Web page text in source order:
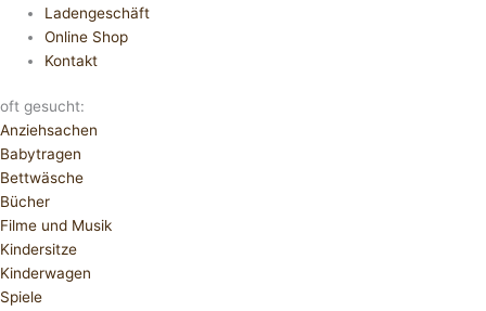
Ladengeschäft
Online Shop
Kontakt
oft gesucht:
Anziehsachen
Babytragen
Bettwäsche
Bücher
Filme und Musik
Kindersitze
Kinderwagen
Spiele